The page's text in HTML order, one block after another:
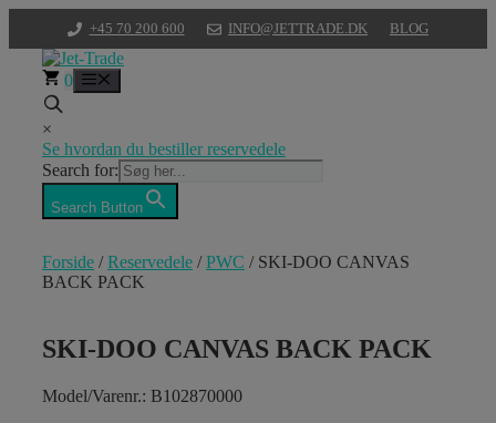
indhold
+45 70 200 600 INFO@JETTRADE.DK BLOG
0
×
Se hvordan du bestiller reservedele
Search for:
Search Button
Forside /Reservedele /PWC / SKI-DOO CANVAS
BACK PACK
SKI-DOO CANVAS BACK PACK
Model/Varenr.: B102870000